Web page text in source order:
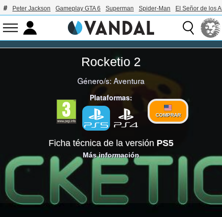
Peter Jackson Gameplay GTA 6 Superman Spider-Man El Señor de los
Rocketio 2
Género/s:Aventura
Plataformas:
COMPRAR
Ficha técnica de la versión PS5
Más información